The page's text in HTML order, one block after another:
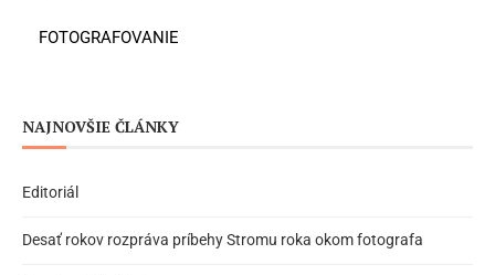
FOTOGRAFOVANIE
NAJNOVŠIE ČLÁNKY
Editoriál
Desať rokov rozpráva príbehy Stromu roka okom fotografa